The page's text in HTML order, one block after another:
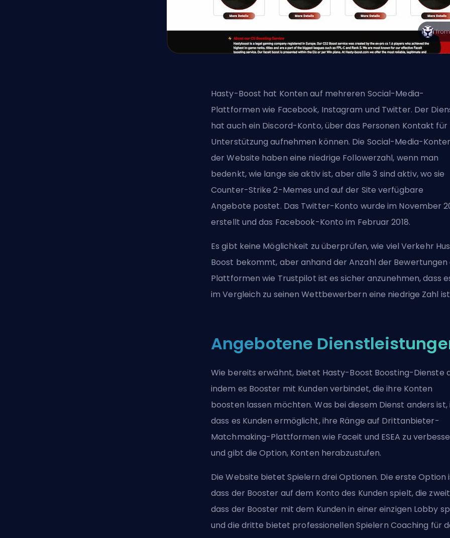
Hasty-Boost hat Konten auf mehreren Social-Media-
Plattformen wie Facebook, Instagram und Twitter. Der
hat auch ein Discord-Konto, über das Personen Kontakt für
Unterstützung aufnehmen können. Die Social-Media-
der Website haben eine niedrige Followerzahl, wenn man
bedenkt, wie lange sie aktiv ist, aber alle 3 sind aktiv, wo sie
Counter-Strike 2-Memes und auf der Site verfügbare
Angebote postet. Das Twitter-Konto wurde im November
erstellt und das Facebook-Konto im Februar 2018.
Es gibt keine Möglichkeit zu überprüfen, wie viel Verkehr
Boost bekommt, aber anhand der Anzahl der Bewertungen
Plattformen wie Trustpilot ist es sicher anzunehmen, dass
im Vergleich zu seinen Wettbewerbern eine niedrige Zahl
Angebotene
Wie bereits erwähnt, bietet Hasty-Boost Boosting-Dienste
indem es Booster mit Kunden verbindet, die ihre Konten
boosten lassen möchten. Was bei diesem Dienst anders ist,
dass es Kunden ermöglicht, ihre Ränge auf Drittanbieter-
Matchmaking-Plattformen wie Faceit und ESEA zu
und gibt die Option, Konten herabzustufen.
Die Website bietet Spielern drei Optionen. Die erste Option
dass der Booster auf dem Konto des Kunden spielt, die
dass der Booster mit dem Kunden in einer einzigen Lobby
und die dritte bietet professionellen Spielern Coaching für